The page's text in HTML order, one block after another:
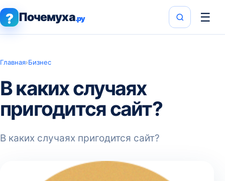
? Почемуха.ру ☰
Главная›Бизнес
В каких случаях
пригодится сайт?
В каких случаях пригодится сайт?